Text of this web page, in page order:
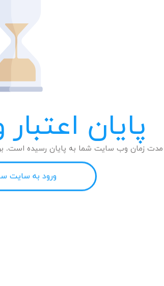
پایان
مدت زمان وب سایت شما به پایان رسیده است.
ورود به سایت